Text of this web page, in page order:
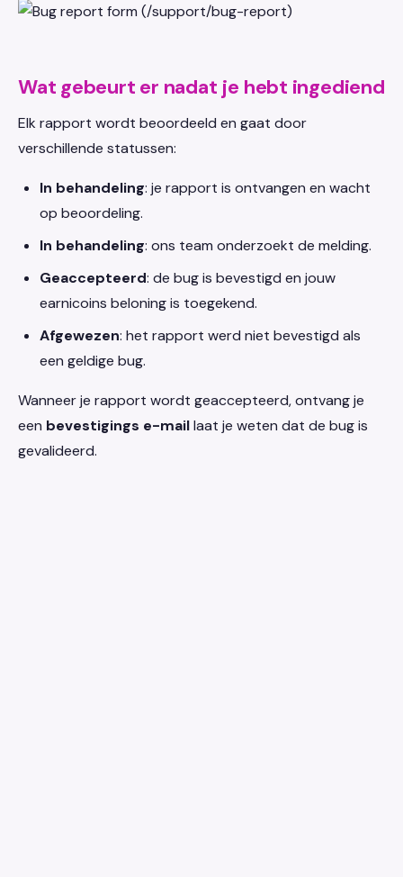
Wat gebeurt er nadat je hebt ingediend
Elk rapport wordt beoordeeld en gaat door
verschillende statussen:
In behandeling: je rapport is ontvangen en wacht
op beoordeling.
In behandeling: ons team onderzoekt de melding.
Geaccepteerd: de bug is bevestigd en jouw
earnicoins beloning is toegekend.
Afgewezen: het rapport werd niet bevestigd als
een geldige bug.
Wanneer je rapport wordt geaccepteerd, ontvang je
een bevestigings e-maillaat je weten dat de bug is
gevalideerd.